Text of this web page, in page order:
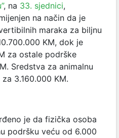
, na 33. sjednici,
na način da je
maraka za biljnu
KM, dok je
za ostale podrške
Sredstva za animalnu
3.160.000 KM.
je da fizička osoba
podršku veću od 6.000